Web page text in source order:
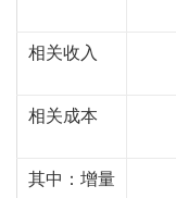
相关收入
相关成本
其中：增量